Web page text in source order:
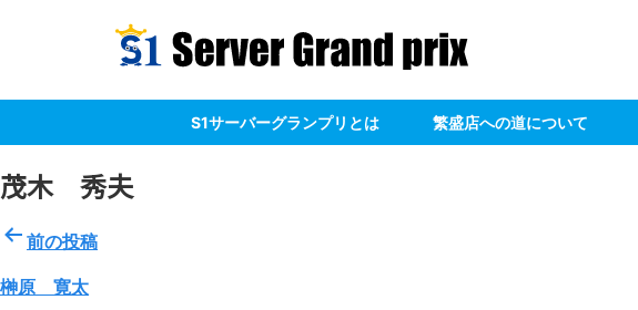
S1サーバーグランプリとは 繁盛店への道について
茂木 秀夫
投
ナ
前の投稿
榊原 寛太